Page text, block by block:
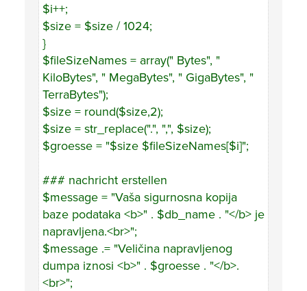
$i++;
$size = $size / 1024;
}
$fileSizeNames = array(" Bytes", "
KiloBytes", " MegaBytes", " GigaBytes", "
TerraBytes");
$size = round($size,2);
$size = str_replace(".", ",", $size);
$groesse = "$size $fileSizeNames[$i]";
### nachricht erstellen
$message = "Vaša sigurnosna kopija
baze podataka <b>" . $db_name . "</b> je
napravljena.<br>";
$message .= "Veličina napravljenog
dumpa iznosi <b>" . $groesse . "</b>.
<br>";